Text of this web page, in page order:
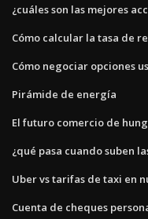
¿cuáles son las mejores
Cómo calcular la tasa de
Cómo negociar opciones
Pirámide de energía
El futuro comercio de
¿qué pasa cuando suben
Uber vs tarifas de taxi en
Cuenta de cheques